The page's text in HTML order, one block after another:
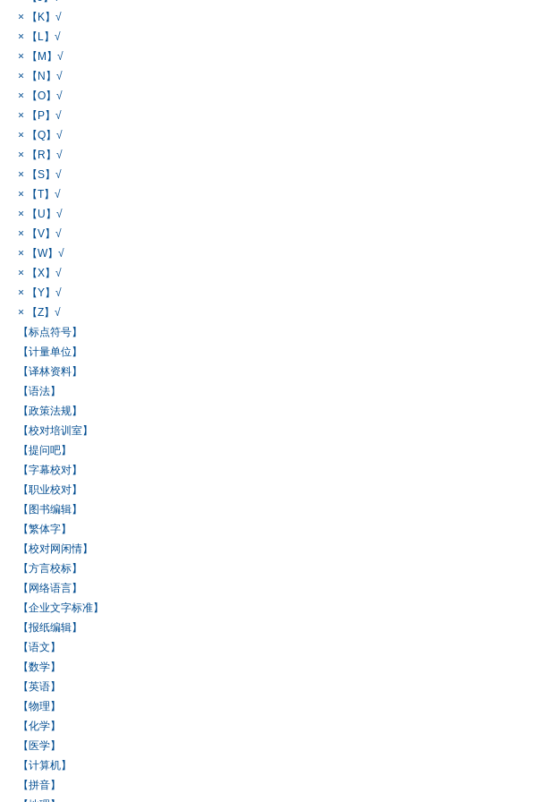
× 【K】√
× 【L】√
× 【M】√
× 【N】√
× 【O】√
× 【P】√
× 【Q】√
× 【R】√
× 【S】√
× 【T】√
× 【U】√
× 【V】√
× 【W】√
× 【X】√
× 【Y】√
× 【Z】√
【标点符号】
【计量单位】
【译林资料】
【语法】
【政策法规】
【校对培训室】
【提问吧】
【字幕校对】
【职业校对】
【图书编辑】
【繁体字】
【校对网闲情】
【方言校标】
【网络语言】
【企业文字标准】
【报纸编辑】
【语文】
【数学】
【英语】
【物理】
【化学】
【医学】
【计算机】
【拼音】